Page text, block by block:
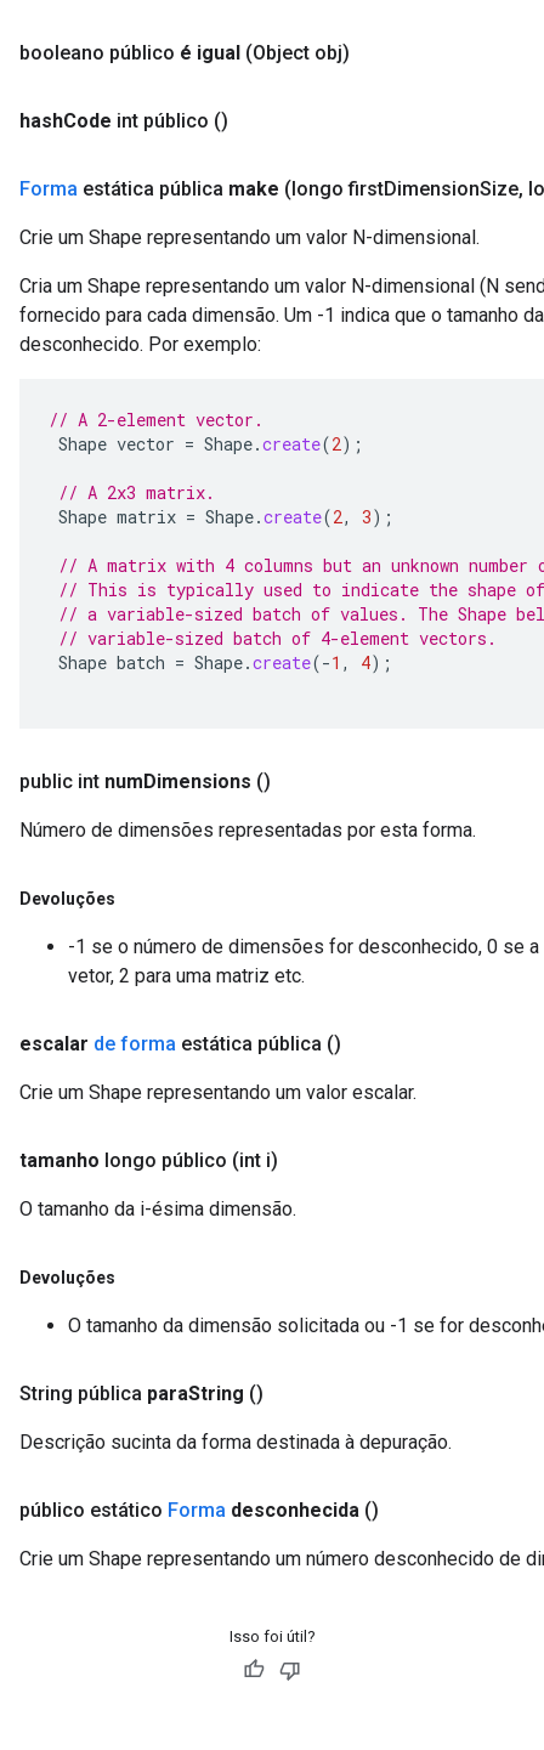
booleano público é igual (Object obj)
hashCode int público ()
Forma estática pública make (longo firstDimensionSize,
Crie um Shape representando um valor N-dimensional.
Cria um Shape representando um valor N-dimensional (N
fornecido para cada dimensão. Um -1 indica que o tamanho
desconhecido. Por exemplo:
// A 2-element vector.
Shape vector = Shape.create(2);
// A 2x3 matrix.
Shape matrix = Shape.create(2, 3);
// A matrix with 4 columns but an unknown number
// This is typically used to indicate the shape
// a variable-sized batch of values. The Shape
// variable-sized batch of 4-element vectors.
Shape batch = Shape.create(-1 , 4);
public int numDimensions ()
Número de dimensões representadas por esta forma.
Devoluções
-1 se o número de dimensões for desconhecido, 0 se
vetor, 2 para uma matriz etc.
escalar de forma estática pública ()
Crie um Shape representando um valor escalar.
tamanho longo público (int i)
O tamanho da i-ésima dimensão.
Devoluções
O tamanho da dimensão solicitada ou -1 se for
String pública paraString ()
Descrição sucinta da forma destinada à depuração.
público estático Forma desconhecida ()
Crie um Shape representando um número desconhecido de
Isso foi útil?